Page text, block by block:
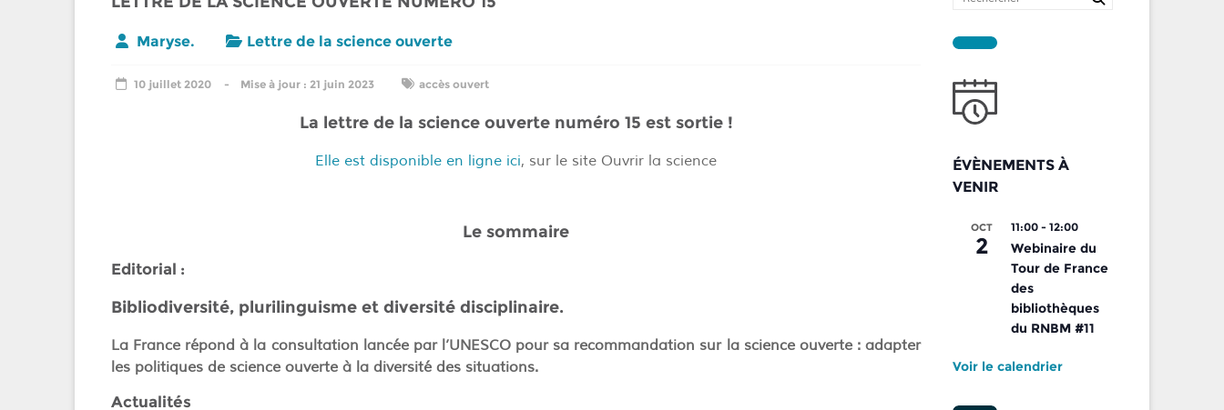
Maryse. Lettre de la science ouverte
10 juillet 2020 21 juin 2023 accès ouvert
La lettre de la science ouverte numéro 15 est sortie !
Elle est disponible en ligne ici, sur le site Ouvrir la science
Le sommaire
Editorial :
Bibliodiversité, plurilinguisme et diversité disciplinaire.
La France répond à la consultation lancée par l’UNESCO pour sa recommandation sur la science ouverte : adapter
les politiques de science ouverte à la diversité des situations.
Actualités
ÉVÈNEMENTS À
VENIR
OCT
2
11:00 - 12:00
Webinaire du
Tour de France
des
bibliothèques
du RNBM #11
Voir le calendrier